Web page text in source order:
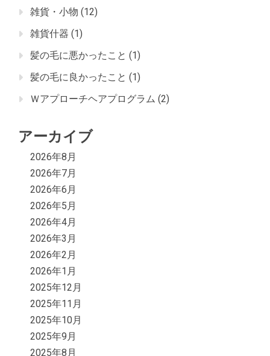
雑貨・小物 (12)
雑貨什器 (1)
髪の毛に悪かったこと (1)
髪の毛に良かったこと (1)
Ｗアプローチヘアプログラム (2)
アーカイブ
2026年8月
2026年7月
2026年6月
2026年5月
2026年4月
2026年3月
2026年2月
2026年1月
2025年12月
2025年11月
2025年10月
2025年9月
2025年8月